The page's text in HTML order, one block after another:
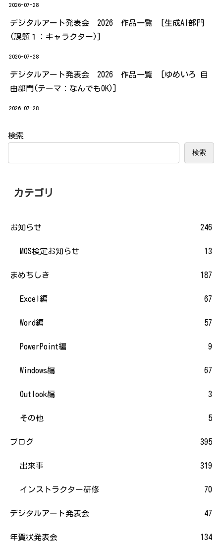
2026-07-28
デジタルアート発表会 2026 作品一覧 [生成AI部門
(課題１：キャラクター)]
2026-07-28
デジタルアート発表会 2026 作品一覧 [ゆめいろ 自
由部門(テーマ：なんでもOK)]
2026-07-28
検索
検索
カテゴリ
お知らせ 246
MOS検定お知らせ 13
まめちしき 187
Excel編 67
Word編 57
PowerPoint編 9
Windows編 67
Outlook編 3
その他 5
ブログ 395
出来事 319
インストラクター研修 70
デジタルアート発表会 47
年賀状発表会 134